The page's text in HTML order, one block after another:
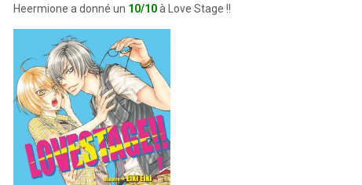
Heermione a donné un 10/10à Love Stage !!